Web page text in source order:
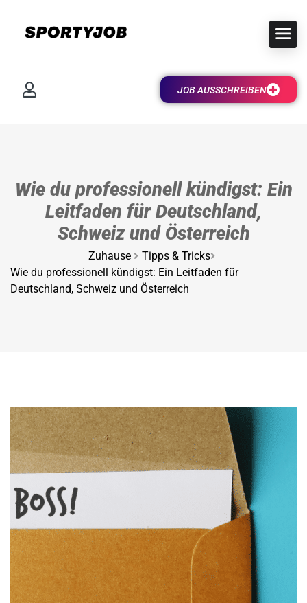
JOB AUSSCHREIBEN
Wie du professionell kündigst: Ein
Leitfaden für Deutschland,
Schweiz und Österreich
Zuhause
Tipps & Tricks
Wie du professionell kündigst: Ein Leitfaden für
Deutschland, Schweiz und Österreich